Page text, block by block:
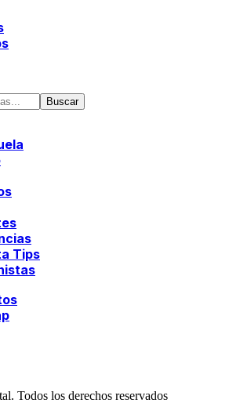
Tips
Todos los derechos reservados